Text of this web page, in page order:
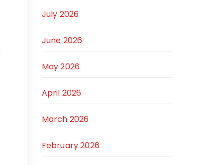
July 2026
June 2026
May 2026
April 2026
March 2026
February 2026